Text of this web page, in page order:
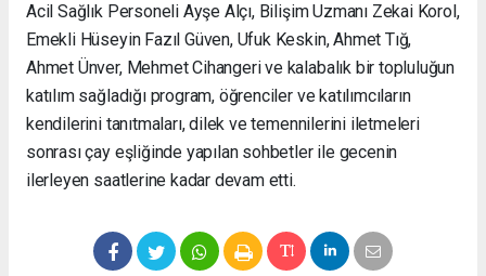
Acil Sağlık Personeli Ayşe Alçı, Bilişim Uzmanı Zekai Korol,
Emekli Hüseyin Fazıl Güven, Ufuk Keskin, Ahmet Tığ,
Ahmet Ünver, Mehmet Cihangeri ve kalabalık bir topluluğun
katılım sağladığı program, öğrenciler ve katılımcıların
kendilerini tanıtmaları, dilek ve temennilerini iletmeleri
sonrası çay eşliğinde yapılan sohbetler ile gecenin
ilerleyen saatlerine kadar devam etti.